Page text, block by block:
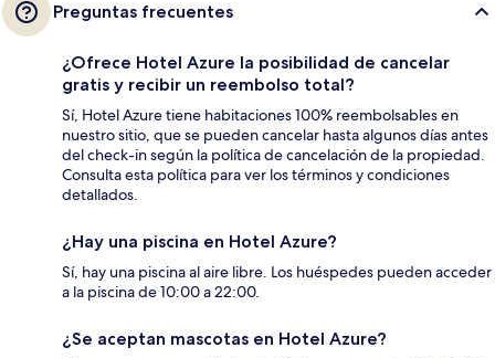
Preguntas frecuentes
¿Ofrece Hotel Azure la posibilidad de cancelar
gratis y recibir un reembolso total?
Sí, Hotel Azure tiene habitaciones 100% reembolsables en
nuestro sitio, que se pueden cancelar hasta algunos días antes
del check-in según la política de cancelación de la propiedad.
Consulta esta política para ver los términos y condiciones
detallados.
¿Hay una piscina en Hotel Azure?
Sí, hay una piscina al aire libre. Los huéspedes pueden acceder
a la piscina de 10:00 a 22:00.
¿Se aceptan mascotas en Hotel Azure?